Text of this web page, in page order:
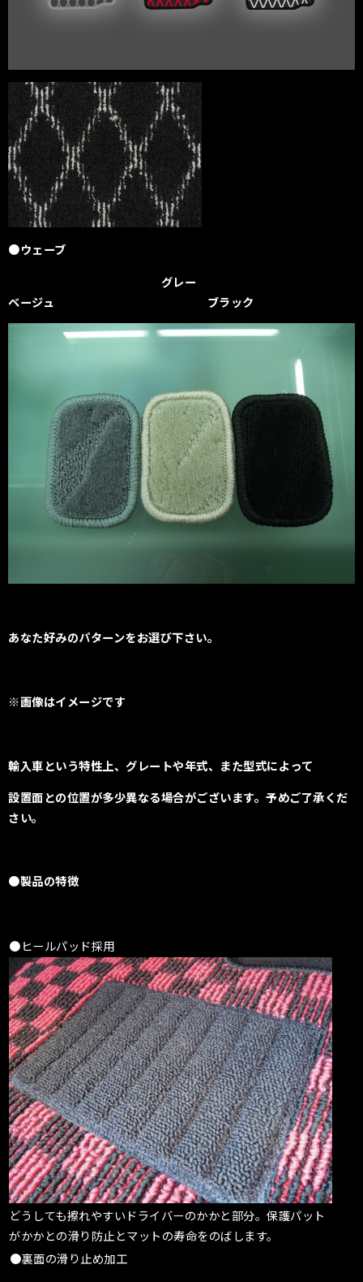
●ウェーブ
グレー
ベージュ ブラック
あなた好みのパターンをお選び下さい。
※画像はイメージです
輸入車という特性上、グレートや年式、また型式によって
設置面との位置が多少異なる場合がございます。予めご了承くだ
さい。
●製品の特徴
●ヒールパッド採用
どうしても擦れやすいドライバーのかかと部分。保護パット
がかかとの滑り防止とマットの寿命をのばします。
●裏面の滑り止め加工